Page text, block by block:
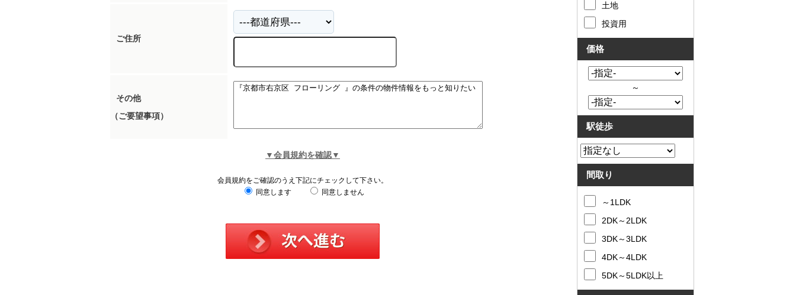
ご住所
その他
（ご要望事項）
▼会員規約を確認▼
会員規約をご確認のうえ下記にチェックして下さい。
同意します
同意しません
土地
投資用
価格
～
駅徒歩
間取り
～1LDK
2DK～2LDK
3DK～3LDK
4DK～4LDK
5DK～5LDK以上